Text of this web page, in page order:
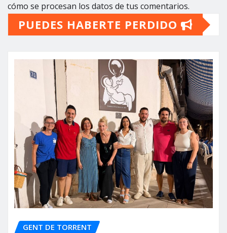
cómo se procesan los datos de tus comentarios.
PUEDES HABERTE PERDIDO
GENT DE TORRENT